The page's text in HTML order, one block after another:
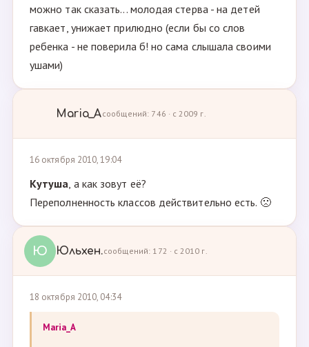
можно так сказать... молодая стерва - на детей
гавкает, унижает прилюдно (если бы со слов
ребенка - не поверила б! но сама слышала своими
ушами)
Maria_Aсообщений: 746 · с 2009 г.
16 октября 2010, 19:04
Кутуша, а как зовут её?
Переполненность классов действительно есть. 🙁
Ю Юльхен.сообщений: 172 · с 2010 г.
18 октября 2010, 04:34
Maria_A